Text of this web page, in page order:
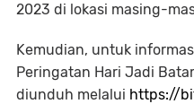
2023 di lokasi masing-
Kemudian, untuk
Peringatan Hari Jadi
diunduh melalui https://